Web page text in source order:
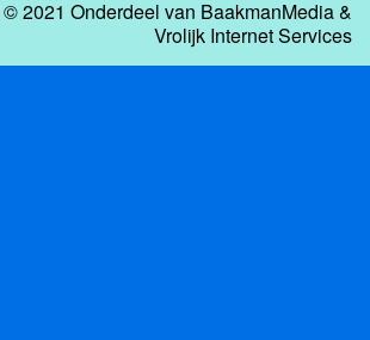
2021 Onderdeel van BaakmanMedia&
Vrolijk Internet Services